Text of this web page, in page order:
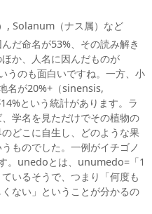
, Solanum（ナス属）など
だ命名が53%、その読み解き
か、人名に因んだものが
うのも面白いですね。一方、小
名が20%+（sinensis,
という統計があります。ラ
学名を見ただけでその植物の
どこに自生し、どのような果
ものでした。一例がイチゴノ
。unedoとは、unumedo=「1
いるそうで、つまり「何度も
ない」ということが分かるの